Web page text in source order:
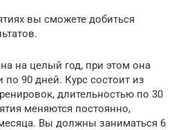
вы сможете добиться
на целый год, при этом она
по 90 дней. Курс состоит из
длительностью по 30
меняются постоянно,
Вы должны заниматься 6